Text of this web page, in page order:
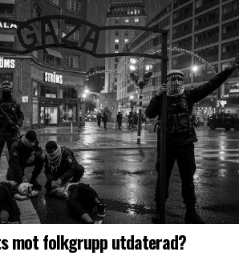
mot folkgrupp utdaterad?